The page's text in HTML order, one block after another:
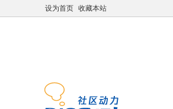
设为首页 收藏本站